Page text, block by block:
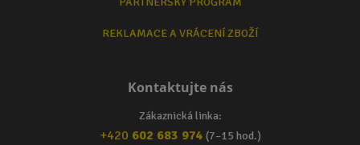
REKLAMACE A VRÁCENÍ ZBOŽÍ
Kontaktujte nás
Zákaznická linka:
+420 602 683 974 (7–15 hod.)